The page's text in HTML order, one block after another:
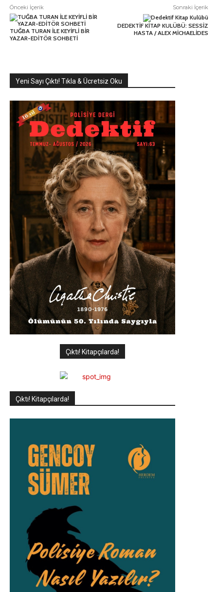
Önceki İçerik
TUĞBA TURAN İLE KEYİFLİ BİR
YAZAR-EDİTÖR SOHBETİ
Sonraki İçerik
DEDEKTİF KİTAP KULÜBÜ: SESSİZ
HASTA / ALEX MİCHAELİDES
Yeni Sayı Çıktı! Tıkla & Ücretsiz Oku
Çıktı! Kitapçılarda!
Çıktı! Kitapçılarda!